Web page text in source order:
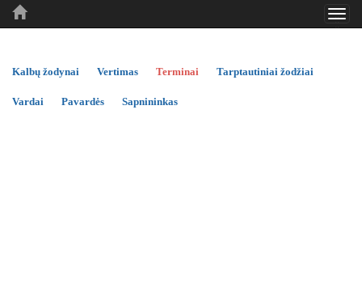
..
..
Kalbų žodynai Vertimas Terminai Tarptautiniai žodžiai
Vardai Pavardės Sapnininkas